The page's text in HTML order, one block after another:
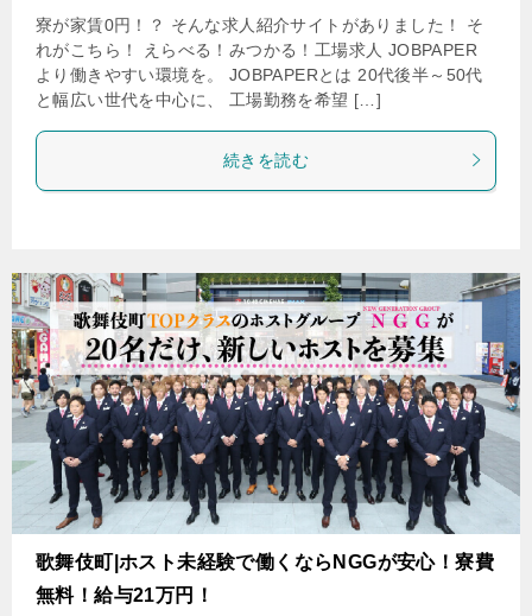
寮が家賃0円！？ そんな求人紹介サイトがありました！ そ
れがこちら！ えらべる！みつかる！工場求人 JOBPAPER
より働きやすい環境を。 JOBPAPERとは 20代後半～50代
と幅広い世代を中心に、 工場勤務を希望 […]
続きを読む
歌舞伎町|ホスト未経験で働くならNGGが安心！寮費
無料！給与21万円！